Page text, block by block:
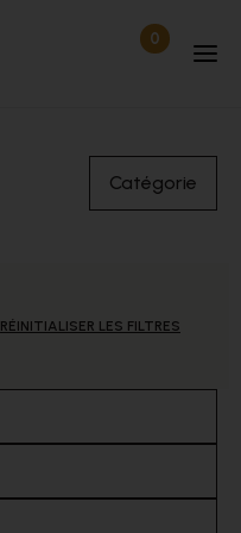
0Articles
Catégorie
RÉINITIALISER LES FILTRES